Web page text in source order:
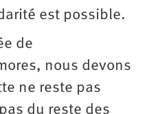
est possible.
de
nous devons
ne reste pas
du reste des